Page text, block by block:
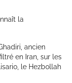
la
ancien
en Iran, sur les
le Hezbollah